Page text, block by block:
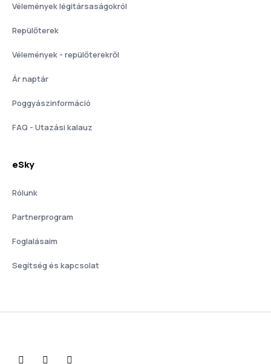
Vélemények légitársaságokról
Repülőterek
Vélemények - repülőterekről
Ár naptár
Poggyászinformáció
FAQ - Utazási kalauz
eSky
Rólunk
Partnerprogram
Foglalásaim
Segítség és kapcsolat